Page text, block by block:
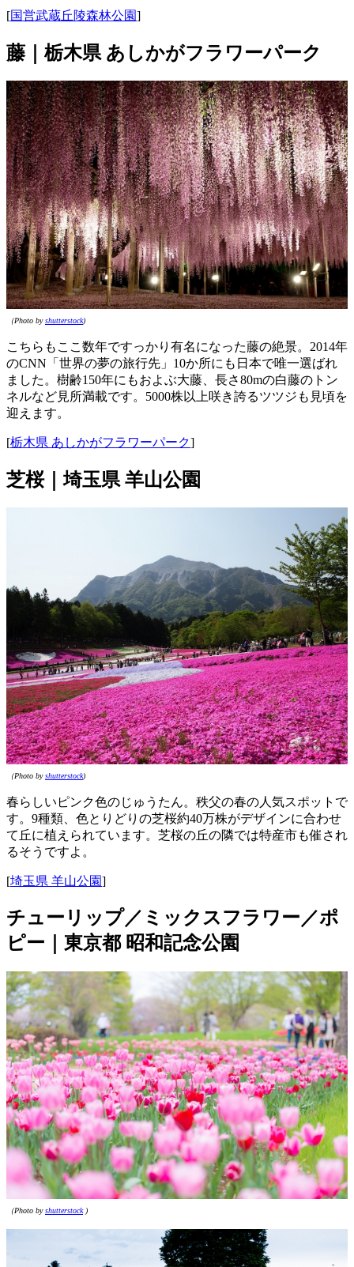
[国営武蔵丘陵森林公園]
藤｜栃木県 あしかがフラワーパーク
（Photo byshutterstock)
こちらもここ数年ですっかり有名になった藤の絶景。2014年
のCNN「世界の夢の旅行先」10か所にも日本で唯一選ばれ
ました。樹齢150年にもおよぶ大藤、長さ80mの白藤のトン
ネルなど見所満載です。5000株以上咲き誇るツツジも見頃を
迎えます。
[栃木県 あしかがフラワーパーク]
芝桜｜埼玉県 羊山公園
（Photo byshutterstock)
春らしいピンク色のじゅうたん。秩父の春の人気スポットで
す。9種類、色とりどりの芝桜約40万株がデザインに合わせ
て丘に植えられています。芝桜の丘の隣では特産市も催され
るそうですよ。
[埼玉県 羊山公園]
チューリップ／ミックスフラワー／ポ
ピー｜東京都 昭和記念公園
（Photo byshutterstock)